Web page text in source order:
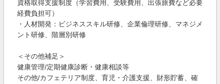
資格取得支援制度（学習費用、受験費用、出張旅費など必要
経費負担可）
・人材開発：ビジネススキル研修、企業倫理研修、マネジメ
ント研修、階層別研修
＜その他補足＞
健康管理/定期健康診断・健康相談等
その他/カフェテリア制度、育児・介護支援、財形貯蓄、確